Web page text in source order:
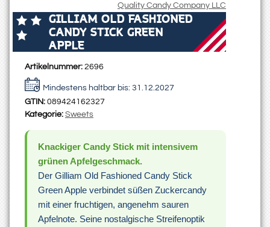
Quality Candy Company LLC
GILLIAM OLD FASHIONED
CANDY STICK GREEN
APPLE
Artikelnummer: 2696
Mindestens haltbar bis: 31.12.2027
GTIN: 089424162327
Kategorie: Sweets
Knackiger Candy Stick mit intensivem
grünen Apfelgeschmack.
Der Gilliam Old Fashioned Candy Stick
Green Apple verbindet süßen Zuckercandy
mit einer fruchtigen, angenehm sauren
Apfelnote. Seine nostalgische Streifenoptik